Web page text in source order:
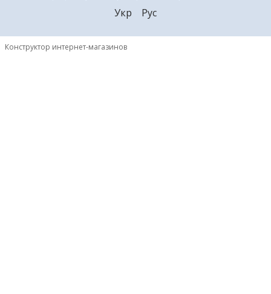
Укр Рус
Конструктор интернет-магазинов